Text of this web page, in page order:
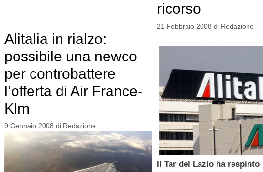
ricorso
21 Febbraio 2008 di Redazione
Il Tar del Lazio ha
Alitalia in rialzo:
possibile una newco
per controbattere
l’offerta di Air France-
Klm
9 Gennaio 2008 di Redazione